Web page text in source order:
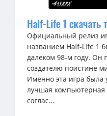
Half-Life 1 скачать
Официальный релиз
названием Half-Life 1
далеком 98-м году. Он
создателю поистине
Именно эта игра была
лучшая компьютерная
соглас...